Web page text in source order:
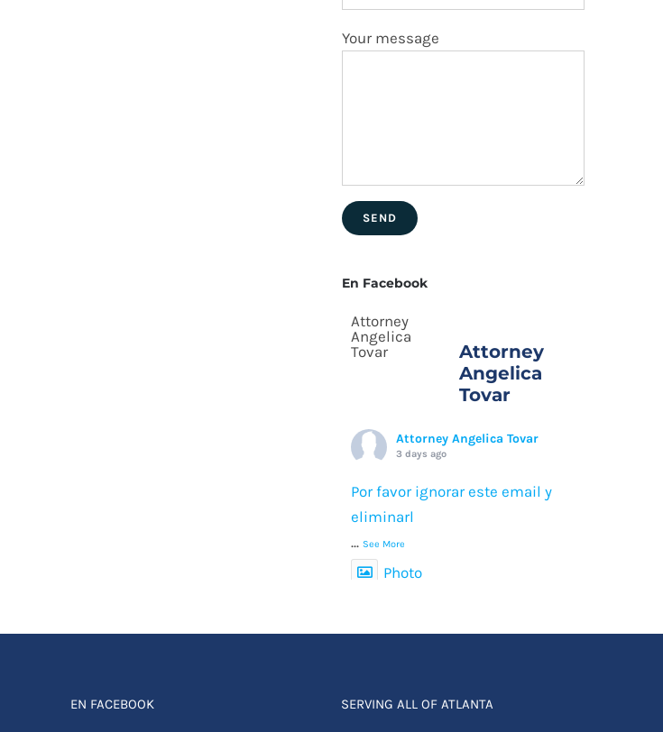
Your message
En Facebook
Attorney
Angelica
Tovar
Attorney Angelica Tovar
3 days ago
Por favor ignorar este email y
eliminarl
... See More
Photo
EN FACEBOOK SERVING ALL OF ATLANTA